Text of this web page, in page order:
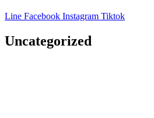
Line Facebook Instagram Tiktok
Uncategorized